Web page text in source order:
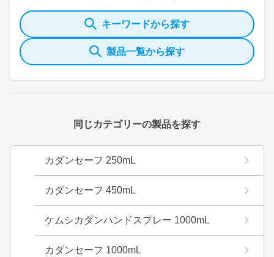
キーワードから探す
製品一覧から探す
同じカテゴリーの製品を探す
カダンセーフ 250mL
カダンセーフ 450mL
ケムシカダンハンドスプレー 1000mL
カダンセーフ 1000mL